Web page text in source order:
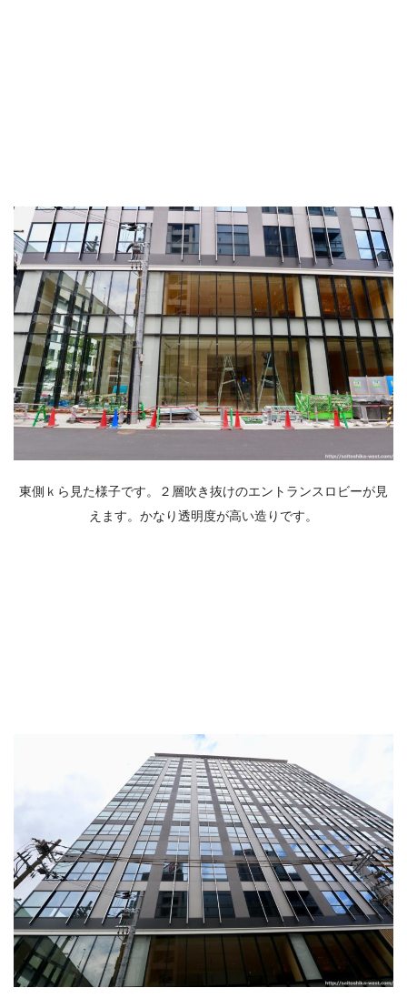
東側ｋら見た様子です。２層吹き抜けのエントランスロビーが見
えます。かなり透明度が高い造りです。